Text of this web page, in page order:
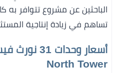
الباحثين عن مشروع تتوافر به
تساهم في زيادة إنتاجية
North Tower